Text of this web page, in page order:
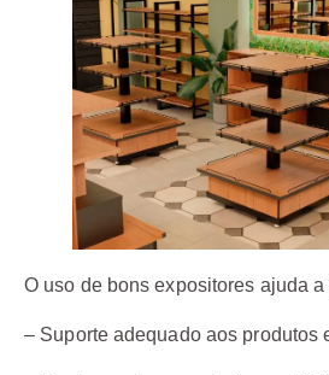
O uso de bons expositores ajuda a
– Suporte adequado aos produtos